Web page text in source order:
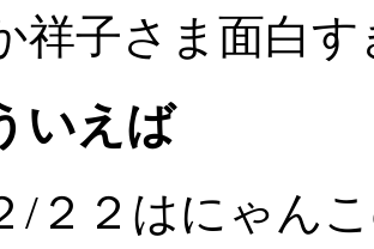
祥子さま面白
いえば
/２２はにゃん